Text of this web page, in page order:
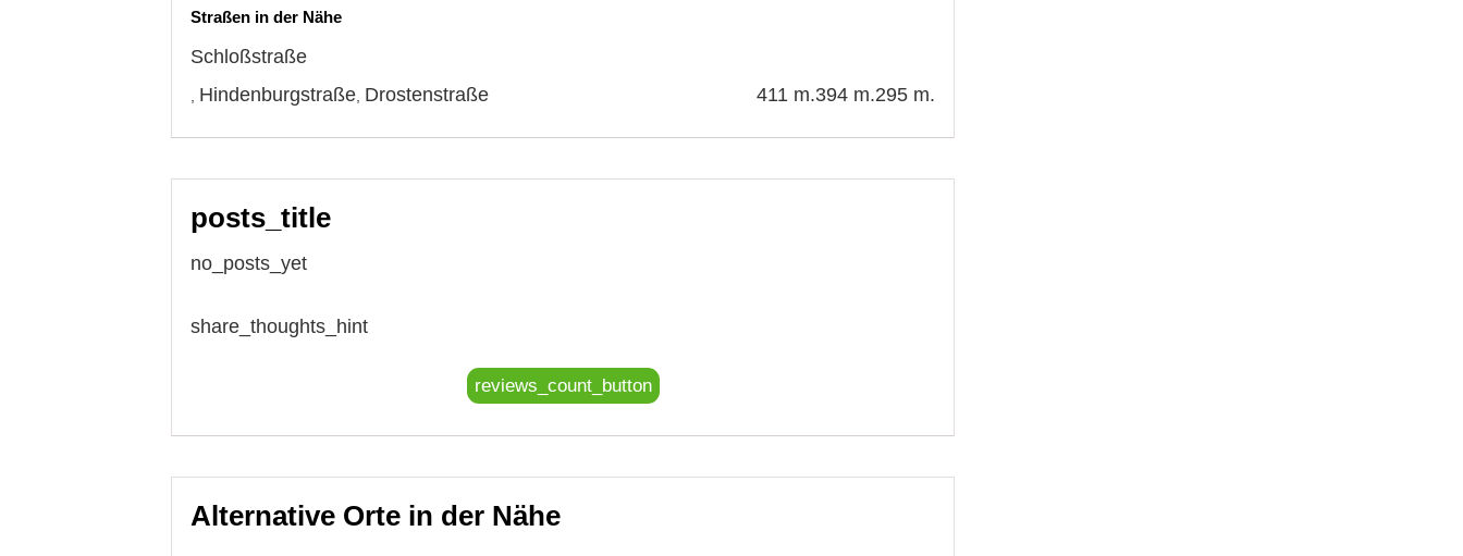
Straßen in der Nähe
Schloßstraße
295 m.
Hindenburgstraße 394 m.
Drostenstraße 411 m.
posts_title
no_posts_yet
share_thoughts_hint
reviews_count_button
Alternative Orte in der Nähe